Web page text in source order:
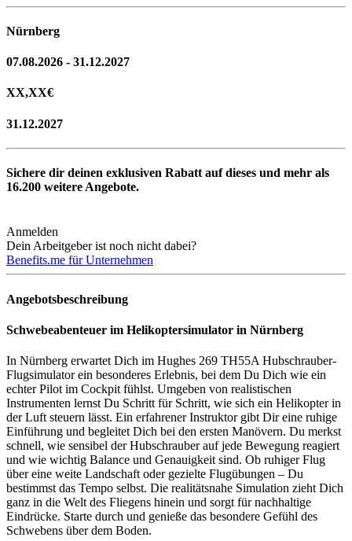
Nürnberg
07.08.2026 - 31.12.2027
XX,XX€
31.12.2027
Sichere dir deinen exklusiven Rabatt auf dieses und mehr als
16.200 weitere Angebote.
Anmelden
Dein Arbeitgeber ist noch nicht dabei?
Benefits.me für Unternehmen
Angebotsbeschreibung
Schwebeabenteuer im Helikoptersimulator in Nürnberg
In Nürnberg erwartet Dich im Hughes 269 TH55A Hubschrauber-
Flugsimulator ein besonderes Erlebnis, bei dem Du Dich wie ein
echter Pilot im Cockpit fühlst. Umgeben von realistischen
Instrumenten lernst Du Schritt für Schritt, wie sich ein Helikopter in
der Luft steuern lässt. Ein erfahrener Instruktor gibt Dir eine ruhige
Einführung und begleitet Dich bei den ersten Manövern. Du merkst
schnell, wie sensibel der Hubschrauber auf jede Bewegung reagiert
und wie wichtig Balance und Genauigkeit sind. Ob ruhiger Flug
über eine weite Landschaft oder gezielte Flugübungen – Du
bestimmst das Tempo selbst. Die realitätsnahe Simulation zieht Dich
ganz in die Welt des Fliegens hinein und sorgt für nachhaltige
Eindrücke. Starte durch und genieße das besondere Gefühl des
Schwebens über dem Boden.